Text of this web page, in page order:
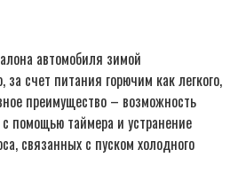
автомобиля зимой
за счет питания горючим как легкого,
преимущество – возможность
помощью таймера и устранение
связанных с пуском холодного